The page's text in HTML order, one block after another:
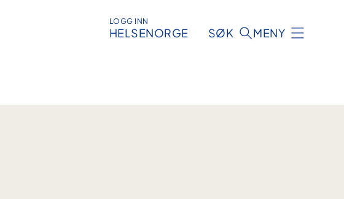
LOGG INN
HELSENORGE SØK MENY